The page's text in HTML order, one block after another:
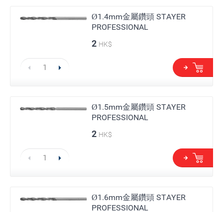
Ø1.4mm金屬鑽頭 STAYER
PROFESSIONAL
2 HK$
Ø1.5mm金屬鑽頭 STAYER
PROFESSIONAL
2 HK$
Ø1.6mm金屬鑽頭 STAYER
PROFESSIONAL